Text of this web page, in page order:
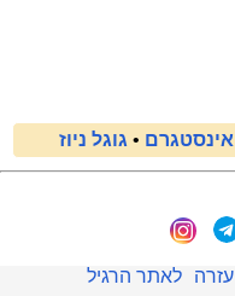
אינסטגרם • גוגל ניוז
עזרה
לאתר הרגיל